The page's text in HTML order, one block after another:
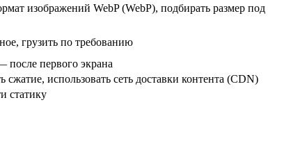
изображений WebP (WebP), подбирать размер под
грузить по требованию
после первого экрана
использовать сеть доставки контента (CDN)
статику